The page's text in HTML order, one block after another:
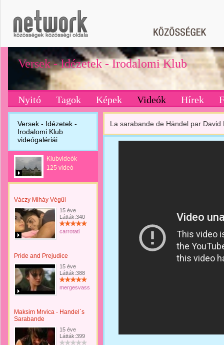
Versek - Idézetek - Irodalomi Klub
Nyitó Tagok Képek Videók Hírek
Versek - Idézetek -
Irodalomi Klub
videógalériái
Klubvideók
125 videó
Váczy Miháy Végül
15 éve
Látták:340
carrotati
Pride and Prejudice
15 éve
Látták:388
mergesvasseta
Maksim Mrvica - Handel`s
Sarabande
15 éve
Látták:399
La sarabande de Händel par David